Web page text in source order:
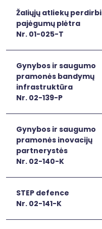
Žaliųjų atliekų
pajėgumų plėtra
Nr. 01-025-T
Gynybos ir saugumo
pramonės bandymų
infrastruktūra
Nr. 02-139-P
Gynybos ir saugumo
pramonės inovacijų
partnerystės
Nr. 02-140-K
STEP defence
Nr. 02-141-K